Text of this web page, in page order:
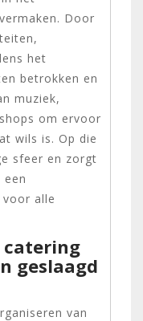
Door
het
betrokken en
muziek,
om ervoor
wils is. Op die
sfeer en zorgt
alle
catering
geslaagd
van